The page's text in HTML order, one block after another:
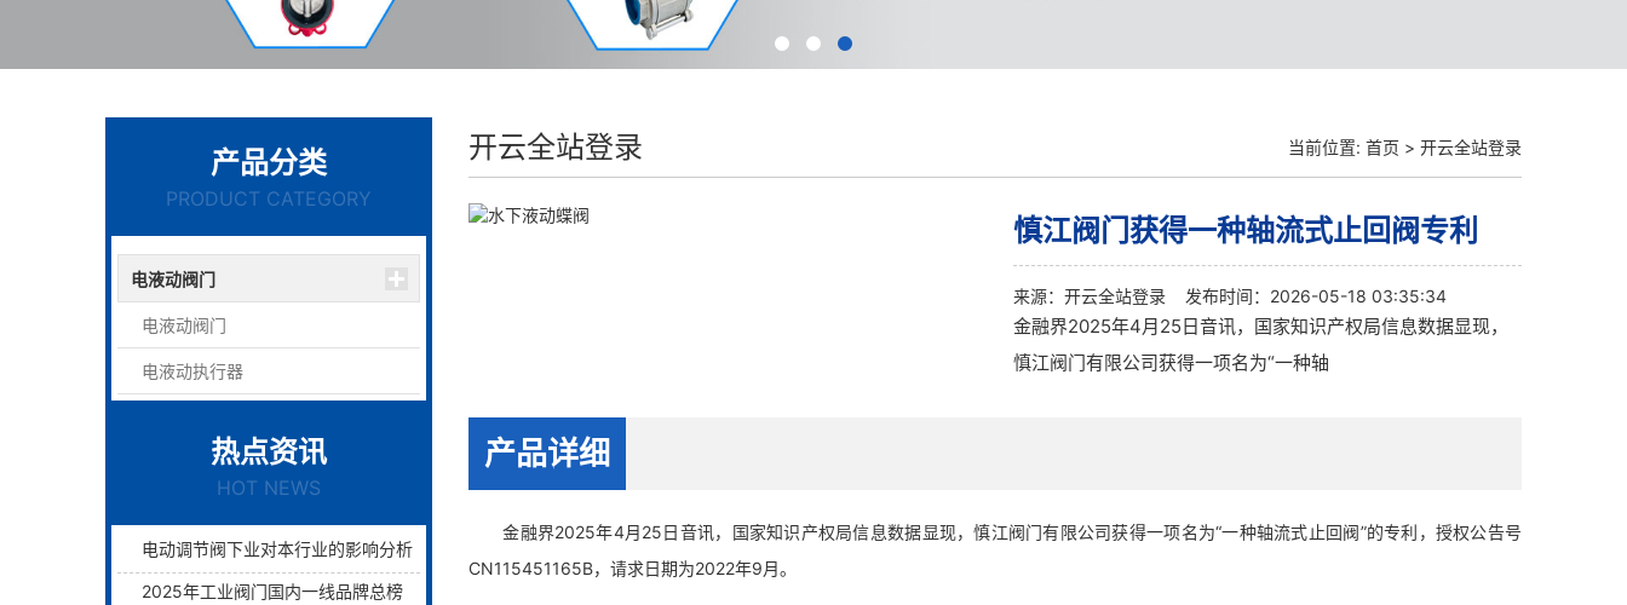
产品分类
PRODUCT CATEGORY
电液动阀门
电液动阀门
电液动执行器
热点资讯
HOT NEWS
电动调节阀下业对本行业的影响分析
2025年工业阀门国内一线品牌总榜单前十名
开云全站登录 当前位置: 首页 > 开云全站登录
慎江阀门获得一种轴流式止回阀专利
来源： 开云全站登录 发布时间：2026-05-18 03:35:34
金融界2025年4月25日音讯，国家知识产权局信息数据显现，
慎江阀门有限公司获得一项名为“一种轴
产品详细
金融界2025年4月25日音讯，国家知识产权局信息数据显现，慎江阀门有限公司获得一项名为“一种轴流式止回阀”的专利，授权公告号
CN115451165B，请求日期为2022年9月。